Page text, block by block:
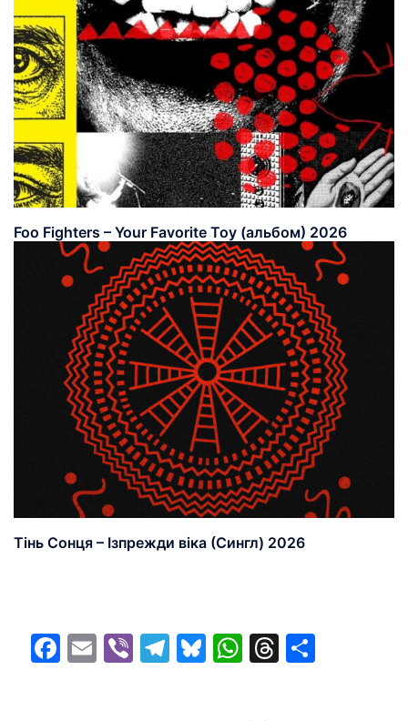
Foo Fighters – Your Favorite Toy (альбом) 2026
Тінь Сонця – Ізпрежди віка (Сингл) 2026
Facebook
EmailViberTelegram
Bluesky
WhatsApp
Threads